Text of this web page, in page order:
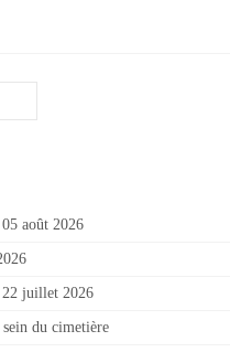
août 2026
22 juillet 2026
sein du cimetière